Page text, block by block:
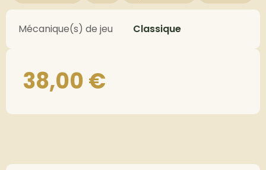
Mécanique(s) de jeu Classique
38,00€